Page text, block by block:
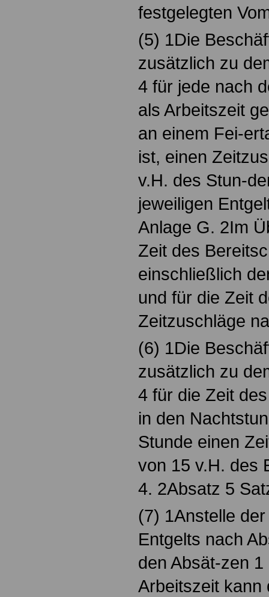
festgelegten
(5) 1Die
zusätzlich zu
4 für jede nach
als Arbeitszeit
an einem Fei-
ist, einen
v.H. des Stun-
jeweiligen
Anlage G. 2Im
Zeit des
einschließlich
und für die Zeit
Zeitzuschläge
(6) 1Die
zusätzlich zu
4 für die Zeit
in den
Stunde einen
von 15 v.H. des
4. 2Absatz 5
(7) 1Anstelle
Entgelts nach
den Absät-zen
Arbeitszeit kann